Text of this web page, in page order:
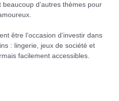
d’autres thèmes pour
être l’occasion d’investir dans
: lingerie, jeux de société et
facilement accessibles.